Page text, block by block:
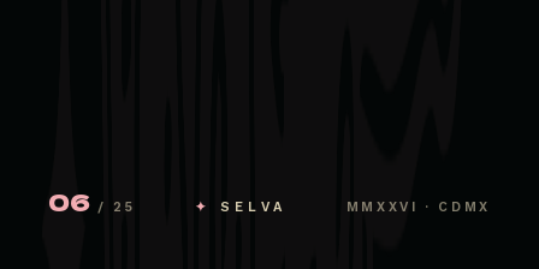
06 / 25 ✦ SELVA MMXXVI · CDMX